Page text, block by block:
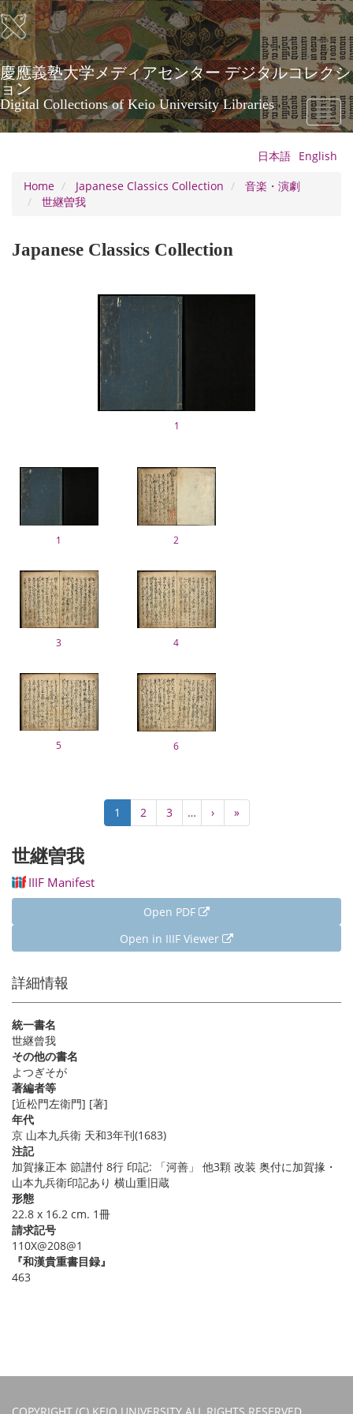
Skip
to
main
content
慶應義塾大学メディアセンター デジタルコレクシ
ョン
Digital Collections of Keio University Libraries
Toggle
日本語 English
Home
Japanese Classics Collection
音楽・演劇
世継曽我
Japanese Classics Collection
1
1 2
3 4
5 6
Current
page
1 Page
2 Page
3 …
Next
page
›
Last
page
»
世継曽我
IIIF Manifest
Open PDF
Open in IIIF Viewer
詳細情報
統一書名
世継曾我
その他の書名
よつぎそが
著編者等
[近松門左衛門] [著]
年代
京 山本九兵衛 天和3年刊(1683)
注記
加賀掾正本 節譜付 8行 印記: 「河善」 他3顆 改装 奥付に加賀掾・
山本九兵衛印記あり 横山重旧蔵
形態
22.8 x 16.2 cm. 1冊
請求記号
110X@208@1
『和漢貴重書目録』
463